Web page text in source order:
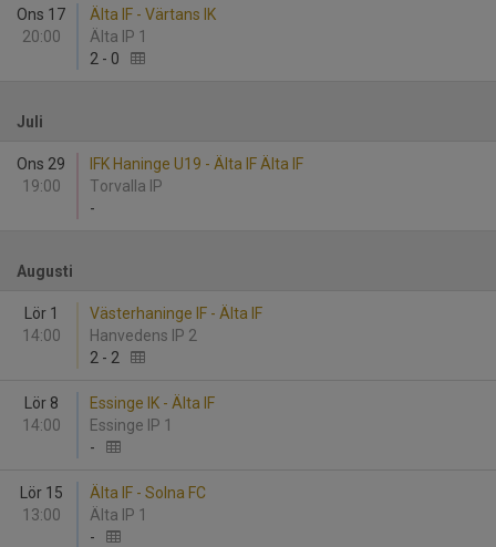
Ons 17
20:00
Älta IF - Värtans IK
Älta IP 1
2 - 0
Juli
Ons 29
19:00
IFK Haninge U19 - Älta IF Älta IF
Torvalla IP
-
Augusti
Lör 1
14:00
Västerhaninge IF - Älta IF
Hanvedens IP 2
2 - 2
Lör 8
14:00
Essinge IK - Älta IF
Essinge IP 1
-
Lör 15
13:00
Älta IF - Solna FC
Älta IP 1
-